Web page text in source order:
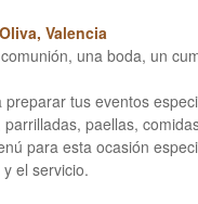
Valencia
una boda, un
tus eventos
paellas,
para esta ocasión
el servicio.